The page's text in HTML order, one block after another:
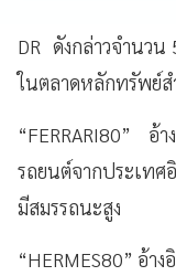
DR ดังกล่าวจำนว
ในตลาดหลักทรัพย์
“FERRARI80”
รถยนต์จากประเทศ
มีสมรรถนะสูง
“HERMES80” อ้า